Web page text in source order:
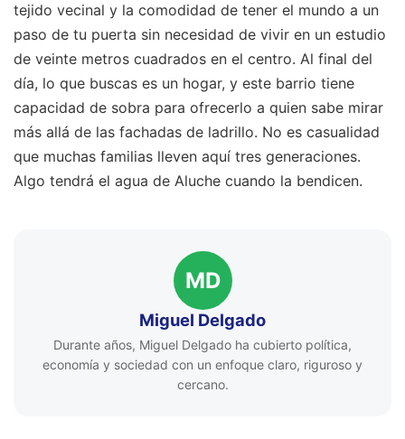
tejido vecinal y la comodidad de tener el mundo a un
paso de tu puerta sin necesidad de vivir en un estudio
de veinte metros cuadrados en el centro. Al final del
día, lo que buscas es un hogar, y este barrio tiene
capacidad de sobra para ofrecerlo a quien sabe mirar
más allá de las fachadas de ladrillo. No es casualidad
que muchas familias lleven aquí tres generaciones.
Algo tendrá el agua de Aluche cuando la bendicen.
MD
Miguel Delgado
Durante años, Miguel Delgado ha cubierto política,
economía y sociedad con un enfoque claro, riguroso y
cercano.